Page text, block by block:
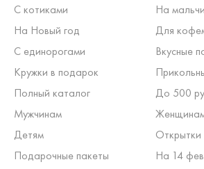
С котиками
На
На Новый год
Для
С единорогами
Вкусные
Кружки в подарок
Полный каталог
До 500
Мужчинам
Детям
Открытки
Подарочные пакеты
На 14